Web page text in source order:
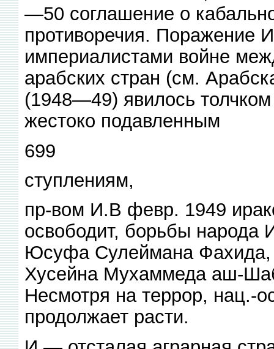
—50 соглашение о
противоречия. Поражение
империалистами войне
арабских стран (см.
(1948—49) явилось
жестоко подавленным
699
ступлениям,
пр-вом И.В февр. 1949
освободит, борьбы народа
Юсуфа Сулеймана
Хусейна Мухаммеда аш-
Несмотря на террор, нац.-
продолжает расти.